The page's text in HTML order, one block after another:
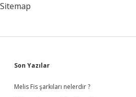
Sitemap
Sidebar
Son Yazılar
Melis Fis şarkıları nelerdir ?